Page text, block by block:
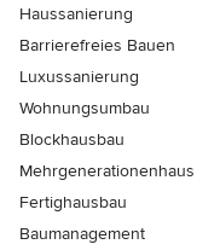
Haussanierung
Barrierefreies Bauen
Luxussanierung
Wohnungsumbau
Blockhausbau
Mehrgenerationenhaus
Fertighausbau
Baumanagement